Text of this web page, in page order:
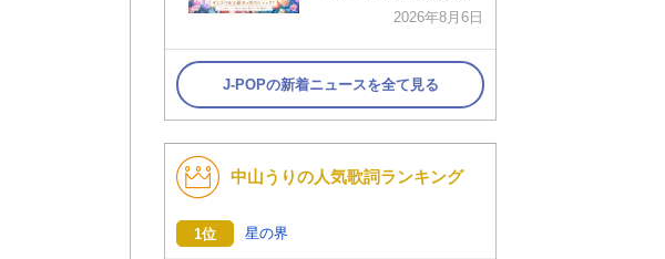
2026年8月6日
J-POPの新着ニュースを全て見る
中山うりの人気歌詞ランキング
1位 星の界